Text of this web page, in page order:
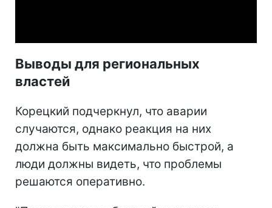
Выводы для региональных
властей
Корецкий подчеркнул, что аварии
случаются, однако реакция на них
должна быть максимально быстрой, а
люди должны видеть, что проблемы
решаются оперативно.